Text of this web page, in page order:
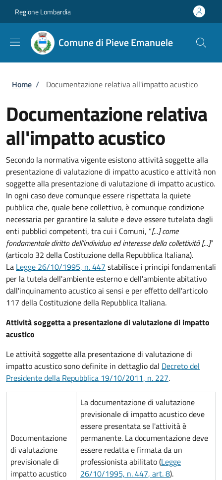
Regione Lombardia
Comune di Pieve Emanuele
Briciole di pane
Home / Documentazione relativa all'impatto acustico
Documentazione relativa
all'impatto acustico
Secondo la normativa vigente esistono attività soggette alla
presentazione di valutazione di impatto acustico e attività non
soggette alla presentazione di valutazione di impatto acustico.
In ogni caso deve comunque essere rispettata la quiete
pubblica che, quale bene collettivo, è comunque condizione
necessaria per garantire la salute e deve essere tutelata dagli
enti pubblici competenti, tra cui i Comuni, “[...] come
fondamentale diritto dell’individuo ed interesse della collettività [...]“
(articolo 32 della Costituzione della Repubblica Italiana).
La Legge 26/10/1995, n. 447 stabilisce i principi fondamentali
per la tutela dell'ambiente esterno e dell'ambiente abitativo
dall'inquinamento acustico ai sensi e per effetto dell'articolo
117 della Costituzione della Repubblica Italiana.
Attività soggetta a presentazione di valutazione di impatto
acustico
Le attività soggette alla presentazione di valutazione di
impatto acustico sono definite in dettaglio dal Decreto del
Presidente della Repubblica 19/10/2011, n. 227.
Documentazione
di valutazione
previsionale di
impatto acustico
La documentazione di valutazione
previsionale di impatto acustico deve
essere presentata se l'attività è
permanente. La documentazione deve
essere redatta e firmata da un
professionista abilitato (Legge
26/10/1995, n. 447, art. 8).